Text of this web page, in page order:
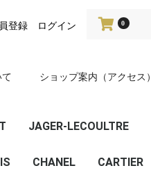
登録 ログイン 0
ショップ案内（アクセス）
ンクフュージョ
JAGER-LECOULTRE
CHANEL CARTIER